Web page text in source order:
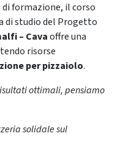
formazione, il corso
di studio del Progetto
– Cavaoffre una
risorse
per pizzaiolo.
ottimali, pensiamo
solidale sul